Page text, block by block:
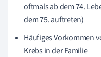
oftmals ab dem 74.
dem 75. auftreten)
Häufiges Vorkommen
Krebs in der Familie